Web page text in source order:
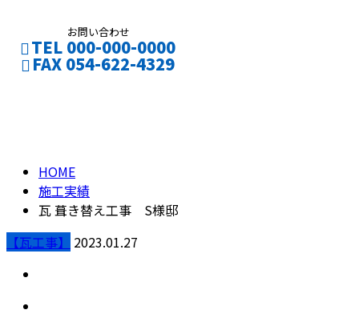
お問い合わせ
TEL 000-000-0000
FAX 054-622-4329
HOME
施工実績
瓦 葺き替え工事 S様邸
【瓦工事】
2023.01.27